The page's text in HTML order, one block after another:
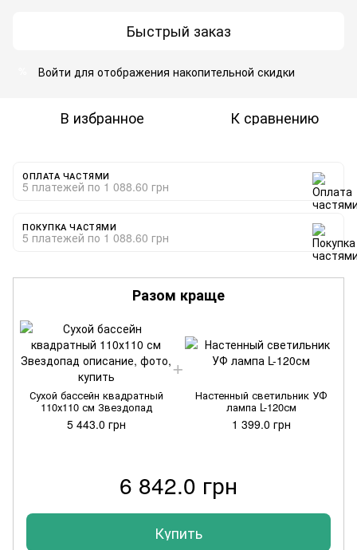
Быстрый заказ
Войти для отображения накопительной скидки
В избранное К сравнению
ОПЛАТА ЧАСТЯМИ
5 платежей по 1 088.60 грн
ПОКУПКА ЧАСТЯМИ
5 платежей по 1 088.60 грн
Разом краще
Сухой бассейн квадратный
110х110 см Звездопад
5 443.0 грн
Настенный светильник УФ
лампа L-120см
1 399.0 грн
6 842.0 грн
Купить